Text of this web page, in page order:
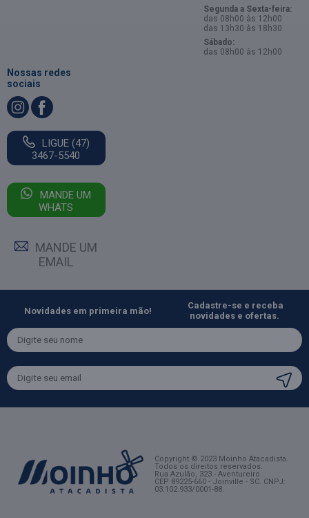
Segunda a Sexta-feira:
das 08h00 às 12h00
das 13h30 às 18h30
Sábado:
das 08h00 às 12h00
Nossas redes
sociais
LIGUE (47)
3467-5540
MANDE UM
WHATS
MANDE UM
EMAIL
Novidades em primeira mão!
Cadastre-se e receba
novidades e ofertas.
Copyright © 2023 Moinho Atacadista.
Todos os direitos reservados.
Rua Azulão, 323 - Aventureiro
CEP 89225-660 - Joinville - SC. CNPJ:
03.102.933/0001-88.